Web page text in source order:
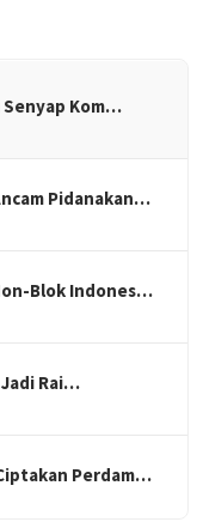
Senyap Kom…
Pidanakan…
Blok Indones…
Jadi Rai…
Perdam…